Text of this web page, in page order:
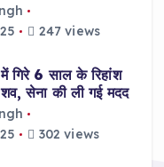
247 views
6 साल के रिहांश
सेना की ली गई मदद
302 views